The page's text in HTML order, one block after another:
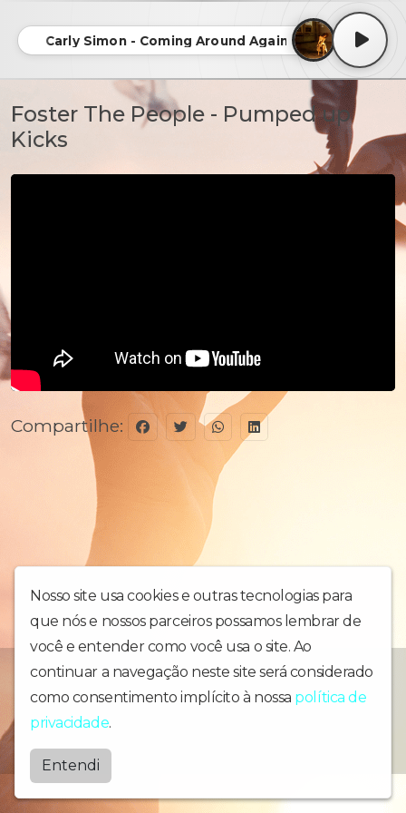
Carly Simon - Coming Around Again
Foster The People - Pumped up
Kicks
Compartilhe:
Nosso site usa cookies e outras tecnologias para
que nós e nossos parceiros possamos lembrar de
você e entender como você usa o site. Ao
continuar a navegação neste site será considerado
como consentimento implícito à nossa política de
privacidade.
Entendi
Informação, música, jornalismo e prestação de serviços